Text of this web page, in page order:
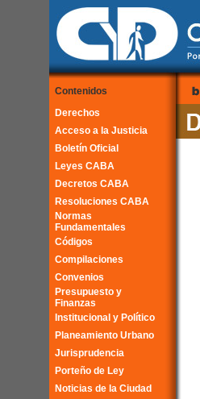
Contenidos
Derechos
Acceso a la Justicia
Boletín Oficial
Leyes CABA
Decretos CABA
Resoluciones CABA
Normas
Fundamentales
Códigos
Compilaciones
Convenios
Presupuesto y
Finanzas
Institucional y Político
Planeamiento Urbano
Jurisprudencia
Porteño de Ley
Noticias de la Ciudad